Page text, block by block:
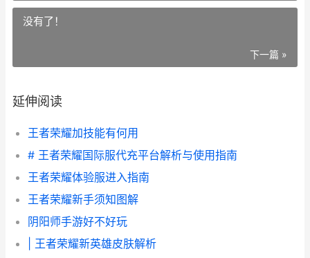
没有了！
下一篇 »
延伸阅读
王者荣耀加技能有何用
# 王者荣耀国际服代充平台解析与使用指南
王者荣耀体验服进入指南
王者荣耀新手须知图解
阴阳师手游好不好玩
| 王者荣耀新英雄皮肤解析